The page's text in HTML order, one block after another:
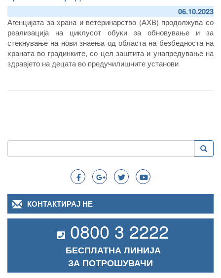
06.10.2023
Агенцијата за храна и ветеринарство (АХВ) продолжува со
реализација на циклусот обуки за обновување и за
стекнување на нови знаења од областа на безбедноста на
храната во градинките, со цел заштита и унапредување на
здравјето на децата во предучилишните установи
Search
Пребарување
КОНТАКТИРАЈ НЕ
0800 3 2222
БЕСПЛАТНА ЛИНИЈА
ЗА ПОТРОШУВАЧИ